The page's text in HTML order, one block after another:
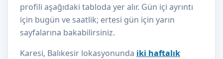
profili aşağıdaki tabloda yer alır. Gün içi ayrıntı
için bugün ve saatlik; ertesi gün için yarın
sayfalarına bakabilirsiniz.
Karesi, Balıkesir lokasyonunda iki haftalık